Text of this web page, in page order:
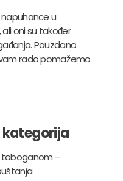
u
oni su također
Pouzdano
rado pomažemo
toboganom –